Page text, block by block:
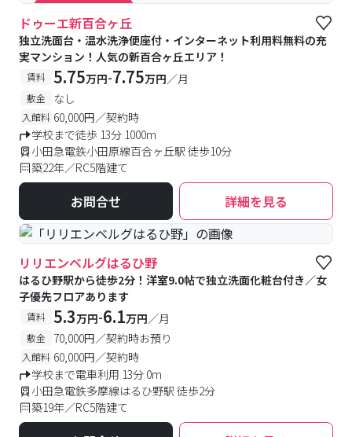
#キャンペーン実施中
ドゥーエ新百合ヶ丘
独立洗面台・温水洗浄便座付・インターネット利用料無料の充
実マンション！人気の新百合ヶ丘エリア！
賃料 5.75万円-7.75万円／月
敷金 なし
入館料 60,000円／契約時
学校まで徒歩 13分 1000m
小田急電鉄小田原線百合ヶ丘駅 徒歩10分
築22年／RC5階建て
お問合せ 詳細を見る
リリエンベルグはるひ野
はるひ野駅から徒歩2分！洋室9.0帖で独立洗面化粧台付き／女
子優先フロアあります
賃料 5.3万円-6.1万円／月
敷金 70,000円／契約時お預り
入館料 60,000円／契約時
学校まで電車利用 13分 0m
小田急電鉄多摩線はるひ野駅 徒歩2分
築19年／RC5階建て